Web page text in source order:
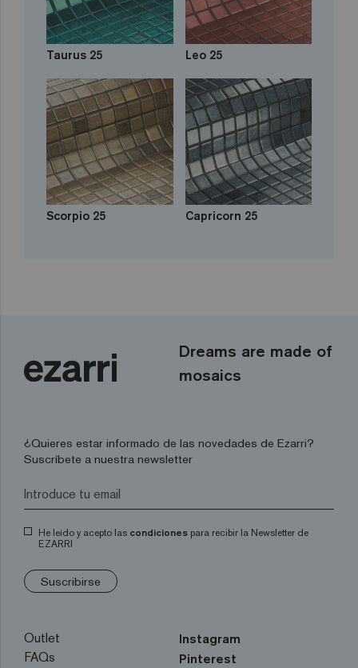
Taurus 25 Leo 25
Scorpio 25 Capricorn 25
Dreams are made of
mosaics
¿Quieres estar informado de las novedades de Ezarri?
Suscríbete a nuestra newsletter
He leído y acepto las condiciones para recibir la Newsletter de
EZARRI
Suscribirse
Outlet
FAQs
Instagram
Pinterest